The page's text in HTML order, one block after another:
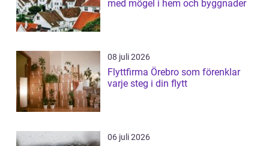
med mögel i hem och byggnader
08 juli 2026
Flyttfirma Örebro som förenklar
varje steg i din flytt
06 juli 2026